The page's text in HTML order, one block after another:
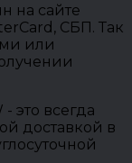
на сайте
СБП. Так
или
это всегда
доставкой в